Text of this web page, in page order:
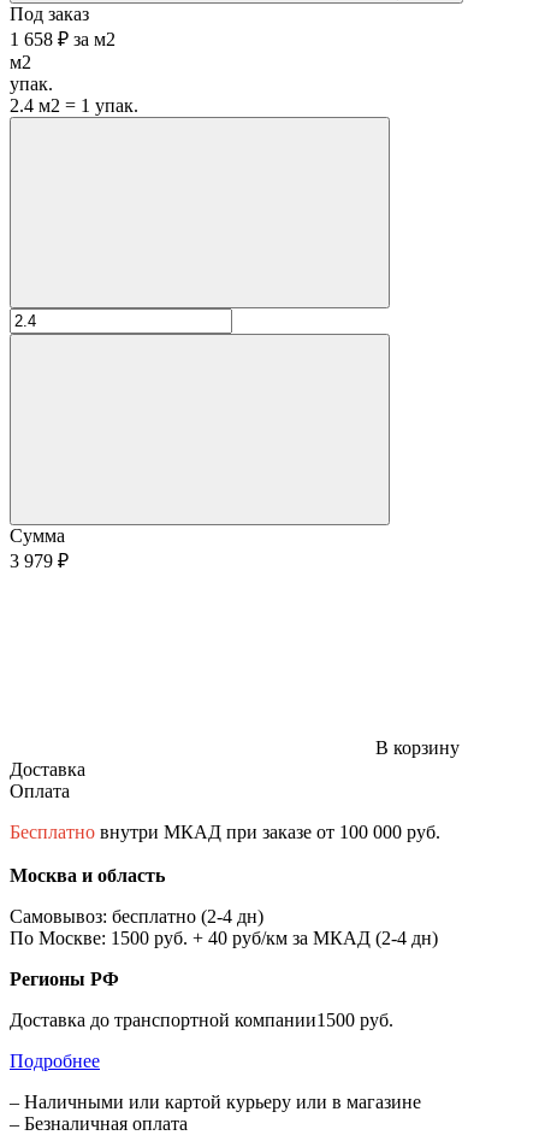
Под заказ
1 658 ₽ за м2
м2
упак.
2.4 м2 = 1 упак.
Сумма
3 979 ₽
В корзину
Доставка
Оплата
Бесплатно внутри МКАД при заказе от 100 000 руб.
Москва и область
Самовывоз: бесплатно (2-4 дн)
По Москве: 1500 руб. + 40 руб/км за МКАД (2-4 дн)
Регионы РФ
Доставка до транспортной компании1500 руб.
Подробнее
– Наличными или картой курьеру или в магазине
– Безналичная оплата